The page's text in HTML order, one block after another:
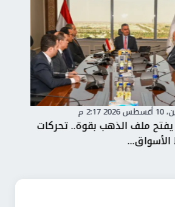
2:17 م
يفتح ملف الذهب بقوة.. تحركات